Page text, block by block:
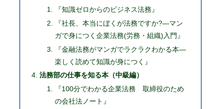
『知識ゼロからのビジネス法務』
『社長、本当にぼくが法務ですか?―マン
ガで身につく企業法務(労務・組織)入門』
『金融法務がマンガでラクラクわかる本―
楽しく読めて知識が身につく』
法務部の仕事を知る本（中級編）
『100分でわかる企業法務 取締役のため
の会社法ノート』